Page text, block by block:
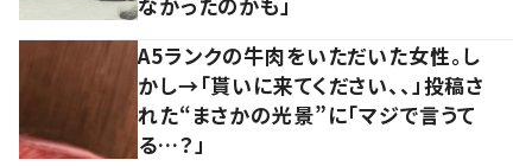
A5ランクの牛肉をいただいた女性。し
かし→「貰いに来てください、、」投稿さ
れた“まさかの光景”に「マジで言うて
る…？」